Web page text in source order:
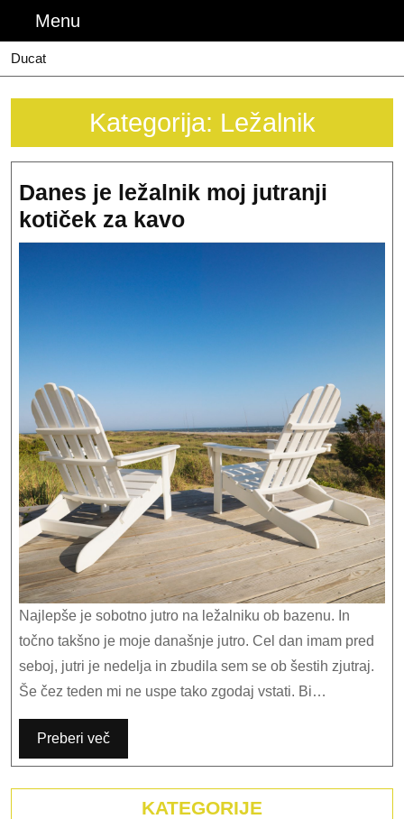
content
Menu
Ducat
Kategorija: Ležalnik
Danes je ležalnik moj jutranji
kotiček za kavoDanes
je
kotiček
za
Najlepše je sobotno jutro na ležalniku ob bazenu. In
točno takšno je moje današnje jutro. Cel dan imam pred
seboj, jutri je nedelja in zbudila sem se ob šestih zjutraj.
Še čez teden mi ne uspe tako zgodaj vstati. Bi…
Preberi več
KATEGORIJE